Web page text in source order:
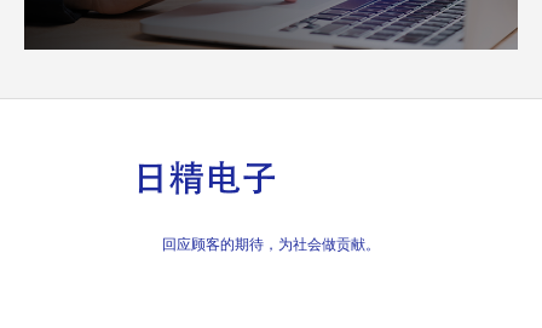
回应顾客的期待，为社会做贡献。